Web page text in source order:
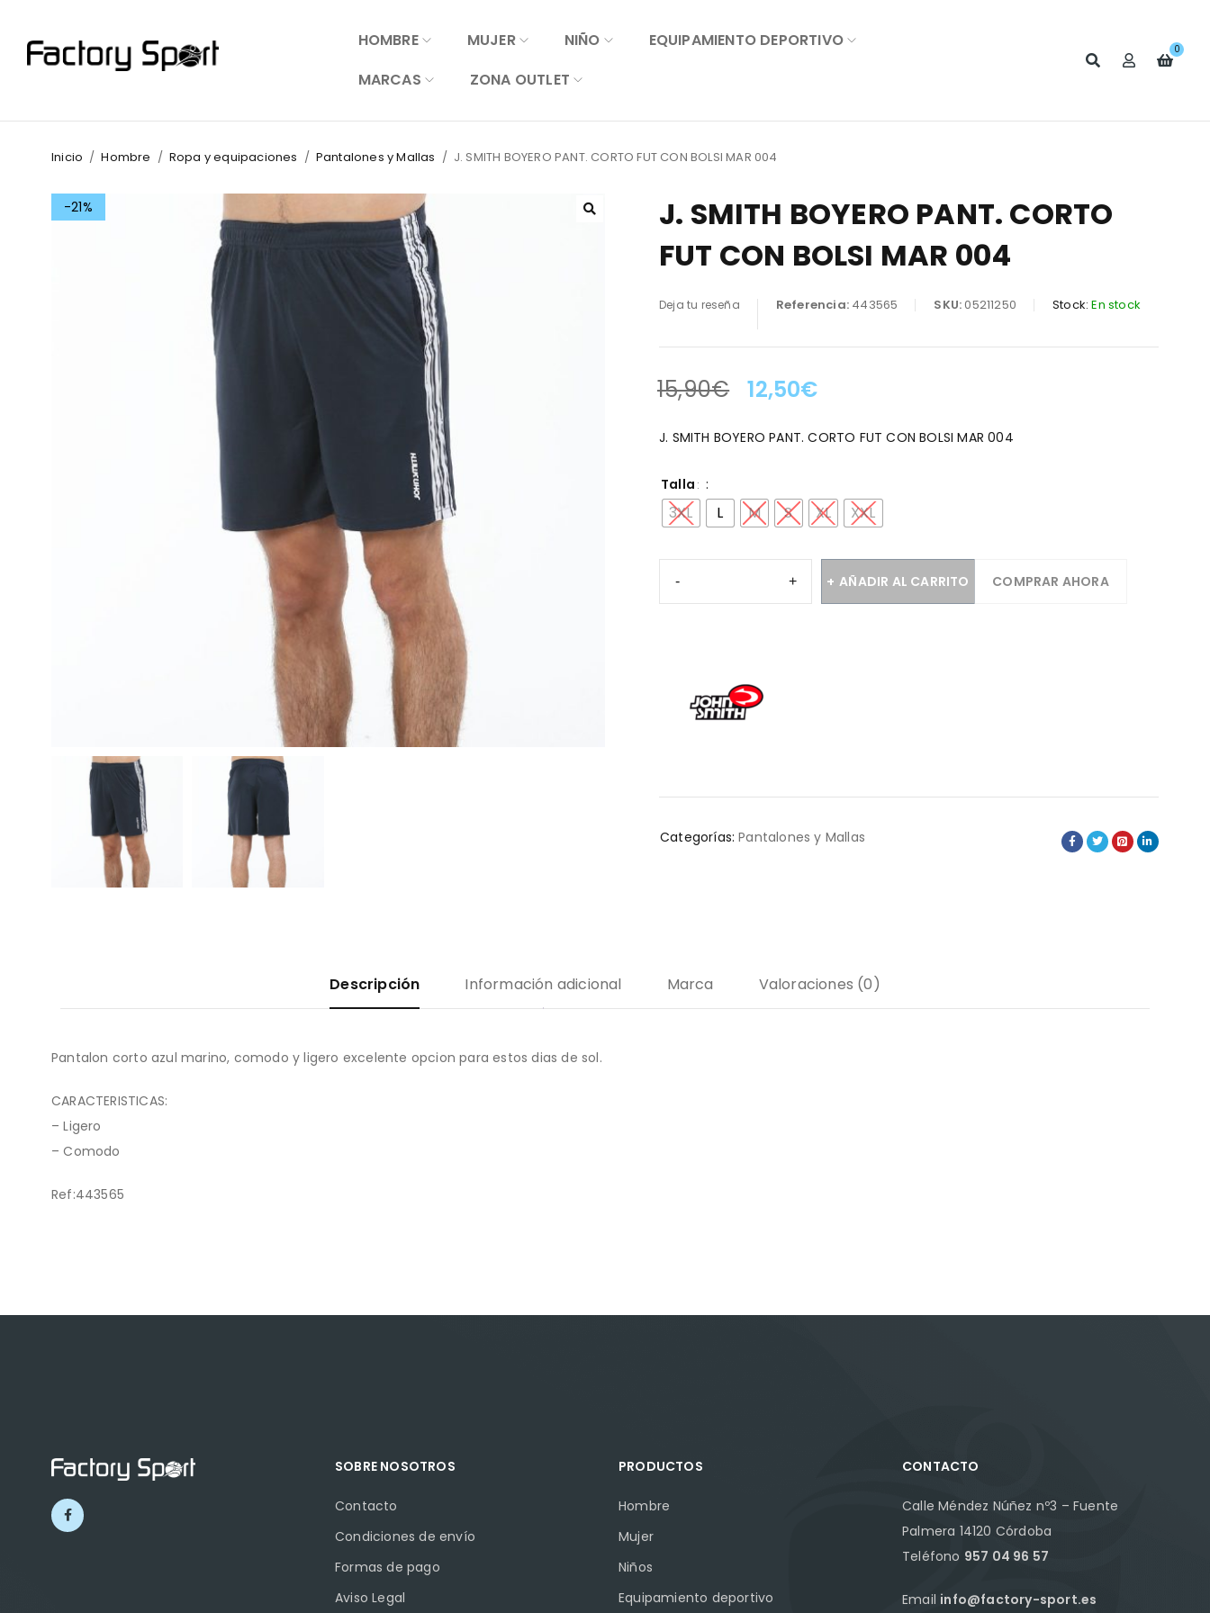
HOMBRE MUJER NIÑO
EQUIPAMIENTO DEPORTIVO
MARCAS
ZONA OUTLET
0
Inicio / Hombre / Ropa y equipaciones / Pantalones y Mallas / J. SMITH BOYERO PANT. CORTO FUT CON BOLSI MAR 004
-21%
J. SMITH BOYERO PANT. CORTO
FUT CON BOLSI MAR 004
Deja tu reseña Referencia: 443565 SKU:05211250 Stock: En stock
LA OFERTA TERMINA EN:
15,90€ 12,50€
J. SMITH BOYERO PANT. CORTO FUT CON BOLSI MAR 004
Talla
3XL L M S XL XXL
AÑADIR AL CARRITO COMPRAR AHORA
Categorías: Pantalones y Mallas
Descripción Información adicional Marca Valoraciones (0)
Pantalon corto azul marino, comodo y ligero excelente opcion para estos dias de sol.
CARACTERISTICAS:
– Ligero
– Comodo
Ref:443565
SOBRE NOSOTROS
Contacto
Condiciones de envío
Formas de pago
Aviso Legal
PRODUCTOS
Hombre
Mujer
Niños
Equipamiento deportivo
CONTACTO
Calle Méndez Núñez nº3 – Fuente
Palmera 14120 Córdoba
Teléfono 957 04 96 57
Email info@factory-sport.es